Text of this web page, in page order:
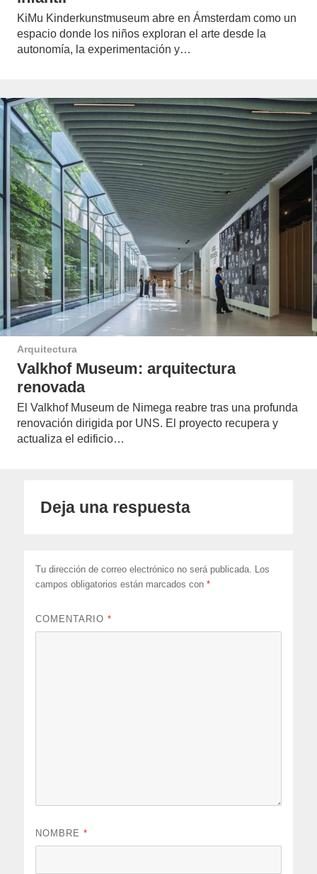
KiMu Kinderkunstmuseum abre en Ámsterdam como un
espacio donde los niños exploran el arte desde la
autonomía, la experimentación y…
Arquitectura
Valkhof Museum: arquitectura
renovada
El Valkhof Museum de Nimega reabre tras una profunda
renovación dirigida por UNS. El proyecto recupera y
actualiza el edificio…
Deja una respuesta
Tu dirección de correo electrónico no será publicada. Los
campos obligatorios están marcados con*
COMENTARIO*
NOMBRE*